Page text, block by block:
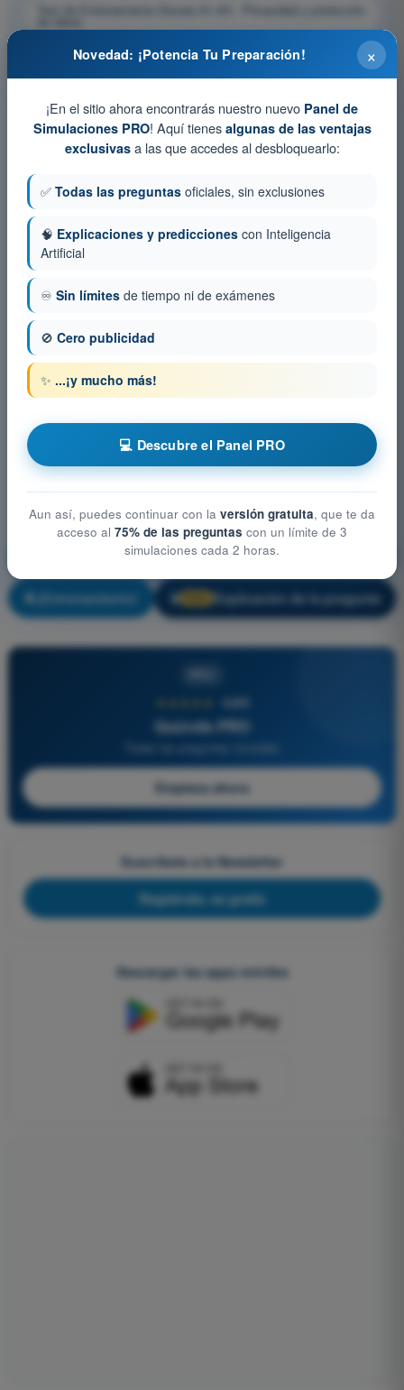
Test de Entrenamiento Drones A1-A3 - Privacidad y protección
Examen en PDF Drones A1-A3 - Privacidad y protección de
Privacidad y protección de datos
¡Entrenamiento! 🔒 Explicación de la pregunta
4,6/5
Quizvds PRO
Empieza ahora
Suscríbete a la Newsletter
Regístrate, es gratis
Descargar las apps móviles
×
Novedad: ¡Potencia Tu Preparación!
¡En el sitio ahora encontrarás nuestro nuevo Panel de
Simulaciones PRO! Aquí tienes algunas de las ventajas
exclusivasa las que accedes al desbloquearlo:
✅ Todas las preguntas oficiales, sin exclusiones
🧠 Explicaciones y predicciones con Inteligencia
Artificial
♾️ Sin límites de tiempo ni de exámenes
🚫 Cero publicidad
✨ ...¡y mucho más!
💻 Descubre el Panel PRO
Aun así, puedes continuar con la versión gratuita, que te da
acceso al 75% de las preguntas con un límite de 3
simulaciones cada 2 horas.